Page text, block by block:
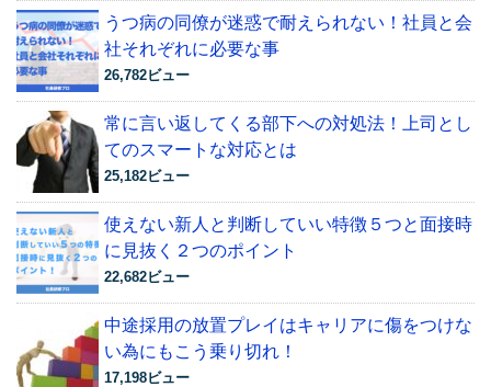
うつ病の同僚が迷惑で耐えられない！社員と会
社それぞれに必要な事
26,782ビュー
常に言い返してくる部下への対処法！上司とし
てのスマートな対応とは
25,182ビュー
使えない新人と判断していい特徴５つと面接時
に見抜く２つのポイント
22,682ビュー
中途採用の放置プレイはキャリアに傷をつけな
い為にもこう乗り切れ！
17,198ビュー